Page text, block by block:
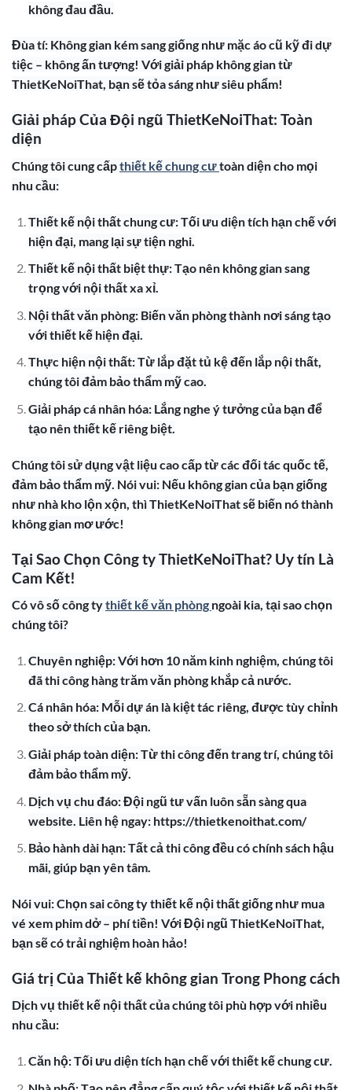
không đau đầu.
Đùa tí: Không gian kém sang giống như mặc áo cũ kỹ đi dự
tiệc – không ấn tượng! Với giải pháp không gian từ
ThietKeNoiThat, bạn sẽ tỏa sáng như siêu phẩm!
Giải pháp Của Đội ngũ ThietKeNoiThat: Toàn
diện
Chúng tôi cung cấpthiết kế chung cưtoàn diện cho mọi
nhu cầu:
Thiết kế nội thất chung cư: Tối ưu diện tích hạn chế với
hiện đại, mang lại sự tiện nghi.
Thiết kế nội thất biệt thự: Tạo nên không gian sang
trọng với nội thất xa xỉ.
Nội thất văn phòng: Biến văn phòng thành nơi sáng tạo
với thiết kế hiện đại.
Thực hiện nội thất: Từ lắp đặt tủ kệ đến lắp nội thất,
chúng tôi đảm bảo thẩm mỹ cao.
Giải pháp cá nhân hóa: Lắng nghe ý tưởng của bạn để
tạo nên thiết kế riêng biệt.
Chúng tôi sử dụng vật liệu cao cấp từ các đối tác quốc tế,
đảm bảo thẩm mỹ. Nói vui: Nếu không gian của bạn giống
như nhà kho lộn xộn, thì ThietKeNoiThat sẽ biến nó thành
không gian mơ ước!
Tại Sao Chọn Công ty ThietKeNoiThat? Uy tín Là
Cam Kết!
Có vô số công tythiết kế văn phòng ngoài kia, tại sao chọn
chúng tôi?
Chuyên nghiệp: Với hơn 10 năm kinh nghiệm, chúng tôi
đã thi công hàng trăm văn phòng khắp cả nước.
Cá nhân hóa: Mỗi dự án là kiệt tác riêng, được tùy chỉnh
theo sở thích của bạn.
Giải pháp toàn diện: Từ thi công đến trang trí, chúng tôi
đảm bảo thẩm mỹ.
Dịch vụ chu đáo: Đội ngũ tư vấn luôn sẵn sàng qua
website. Liên hệ ngay: https://thietkenoithat.com/
Bảo hành dài hạn: Tất cả thi công đều có chính sách hậu
mãi, giúp bạn yên tâm.
Nói vui: Chọn sai công ty thiết kế nội thất giống như mua
vé xem phim dở – phí tiền! Với Đội ngũ ThietKeNoiThat,
bạn sẽ có trải nghiệm hoàn hảo!
Giá trị Của Thiết kế không gian Trong Phong cách
Dịch vụ thiết kế nội thất của chúng tôi phù hợp với nhiều
nhu cầu:
Căn hộ: Tối ưu diện tích hạn chế với thiết kế chung cư.